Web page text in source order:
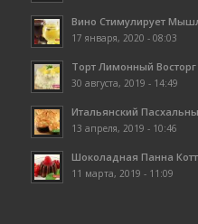
Вино Стимулирует
17 января, 2020 - 08:03
Торт Лимонный Восторг
30 августа, 2019 - 14:49
Итальянский
13 апреля, 2019 - 10:46
Шоколадная Панна
11 марта, 2019 - 11:09